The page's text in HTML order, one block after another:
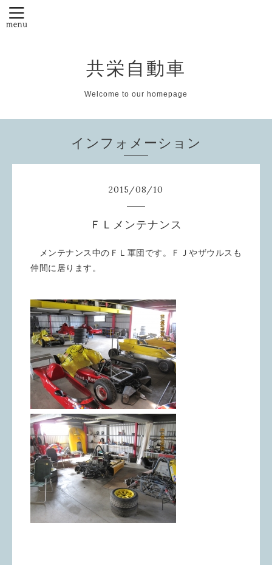
共栄自動車
Welcome to our homepage
インフォメーション
2015/08/10
ＦＬメンテナンス
メンテナンス中のＦＬ軍団です。ＦＪやザウルスも
仲間に居ります。